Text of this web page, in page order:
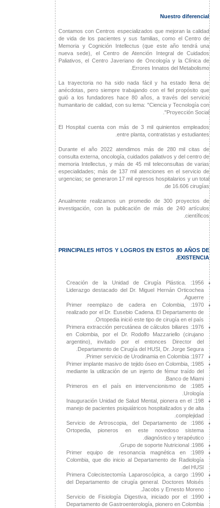
Nuestro diferencial
Contamos con Centros especializados que mejoran la calidad
de vida de los pacientes y sus familias, como el Centro de
Memoria y Cognición Intellectus (que este año tendrá una
nueva sede), el Centro de Atención Integral de Cuidados
Paliativos, el Centro Javeriano de Oncología y la Clínica de
Errores Innatos del Metabolismo.
La trayectoria no ha sido nada fácil y ha estado llena de
anécdotas, pero siempre trabajando con el fiel propósito que
guió a los fundadores hace 80 años, a través del servicio
humanitario de calidad, con su lema: "Ciencia y Tecnología con
Proyección Social".
El Hospital cuenta con más de 3 mil quinientos empleados
entre planta, contratistas y estudiantes.
Durante el año 2022 atendimos más de 280 mil citas de
consulta externa, oncología, cuidados paliativos y del centro de
memoria Intellectus, y más de 45 mil teleconsultas de varias
especialidades; más de 137 mil atenciones en el servicio de
urgencias; se generaron 17 mil egresos hospitalarios y un total
de 16.606 cirugías.
Anualmente realizamos un promedio de 300 proyectos de
investigación, con la publicación de más de 240 artículos
científicos.
PRINCIPALES HITOS Y LOGROS EN ESTOS 80 AÑOS DE
EXISTENCIA.
1956: Creación de la Unidad de Cirugía Plástica.
Liderazgo destacado del Dr. Miguel Hernán Orticochea
Aguerre.
1970: Primer reemplazo de cadera en Colombia,
realizado por el Dr. Eusebio Cadena. El Departamento de
Ortopedia inició este tipo de cirugía en el país.
1976: Primera extracción percutánea de cálculos biliares
en Colombia, por el Dr. Rodolfo Mazzariello (cirujano
argentino), invitado por el entonces Director del
Departamento de Cirugía del HUSI, Dr. Jorge Segura.
1977: Primer servicio de Urodinamia en Colombia.
1985: Primer implante masivo de tejido óseo en Colombia,
mediante la utilización de un injerto de fémur traído del
Banco de Miami.
1985: Primeros en el país en intervencionismo de
Urología.
198: Inauguración Unidad de Salud Mental, pionera en el
manejo de pacientes psiquiátricos hospitalizados y de alta
complejidad.
1986: Servicio de Artroscopia, del Departamento de
Ortopedia, pioneros en este novedoso sistema
diagnóstico y terapéutico.
1986: Grupo de soporte Nutricional.
1989: Primer equipo de resonancia magnética en
Colombia, que dio inicio al Departamento de Radiología
del HUSI.
1990: Primera Colecistectomía Laparoscópica, a cargo
del Departamento de cirugía general. Doctores Moisés
Jacobs y Ernesto Moreno.
1990: Servicio de Fisiología Digestiva, iniciado por el
Departamento de Gastroenterología, pionero en Colombia